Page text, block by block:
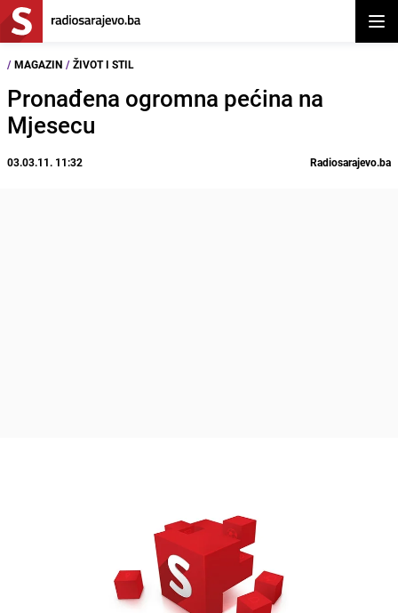
/ MAGAZIN / ŽIVOT I STIL
Pronađena ogromna pećina na
Mjesecu
03.03.11. 11:32 Radiosarajevo.ba